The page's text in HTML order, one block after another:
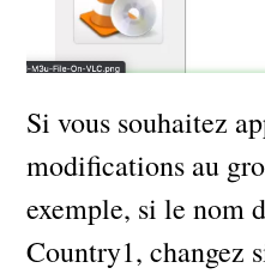
Si vous souhaitez
modifications au
exemple, si le nom
Country1, changez